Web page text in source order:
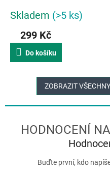
Skladem (>5 ks)
299 Kč
Do košíku
ZOBRAZIT
Buďte první, kdo